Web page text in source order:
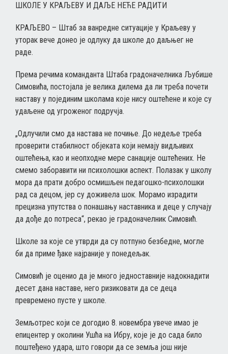
ШКОЛЕ У КРАЉЕВУ И ДАЉЕ НЕЋЕ РАДИТИ
КРАЉЕВО – Штаб за ванредне ситуације у Краљеву у
уторак вече донео је одлуку да школе до даљњег не
раде.
Према речима команданта Штаба градоначелника Љубише
Симовића, постојала је велика дилема да ли треба почети
наставу у појединим школама које нису оштећене и које су
удаљене од угроженог подручја.
„Одлучили смо да настава не почиње. До недеље треба
проверити стабилност објеката који немају видљивих
оштећења, као и неопходне мере санације оштећених. Не
смемо заборавити ни психолошки аспект. Полазак у школу
мора да прати добро осмишљен педагошко-психолошки
рад са децом, јер су доживела шок. Морамо израдити
прецизна упутства о понашању наставника и деце у случају
да дође до потреса“, рекао је градоначелник Симовић.
Школе за које се утврди да су потпуно безбедне, могле
би да приме ђаке најраније у понедељак.
Симовић је оценио да је много једноставније надокнадити
десет дана наставе, него ризиковати да се деца
превремено пусте у школе.
Земљотрес који се догодио 8. новембра увече имао је
епицентер у околини Ушћа на Ибру, које је до сада било
поштеђено удара, што говори да се земља још није